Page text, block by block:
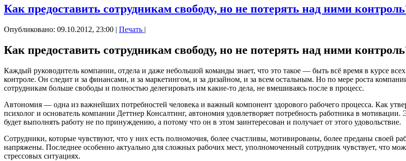
Как предоставить сотрудникам свободу, но не потерять над ними
Опубликовано: 09.10.2012, 23:00 | Печать |
Как предоставить сотрудникам свободу, но не потерять над ними
Каждый руководитель компании, отдела и даже небольшой команды знает, что это такое — быть всё время в курсе
контроле. Он следит и за финансами, и за маркетингом, и за дизайном, и за всем остальным. Но по мере роста
сотрудникам больше свободы и полностью делегировать им какие-то дела, не вмешиваясь после в процесс.
Автономия — одна из важнейших потребностей человека и важный компонент здорового рабочего процесса. Как
психолог и основатель компании Деттнер Консалтинг, автономия удовлетворяет потребность работника в мотивации.
будет выполнять работу не по принуждению, а потому что он в этом заинтересован и получает от этого удовольствие.
Сотрудники, которые чувствуют, что у них есть полномочия, более счастливы, мотивированы, более преданы своей
напряжены. Последнее особенно актуально для сложных рабочих мест, уполномоченный сотрудник чувствует, что
стрессовых ситуациях.